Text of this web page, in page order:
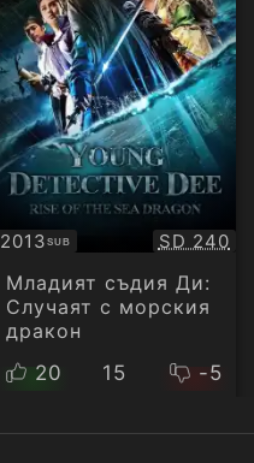
2013SUB
Субтитри SD 240
Младият съдия Ди:
Случаят с морския
дракон
20
15 -5